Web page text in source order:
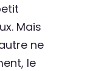
Mais
ne
le